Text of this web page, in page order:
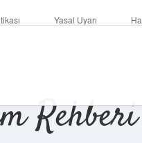
Yasal Uyarı
Rehberi